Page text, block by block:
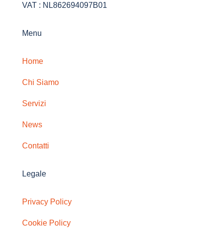
VAT : NL862694097B01
Menu
Home
Chi Siamo
Servizi
News
Contatti
Legale
Privacy Policy
Cookie Policy